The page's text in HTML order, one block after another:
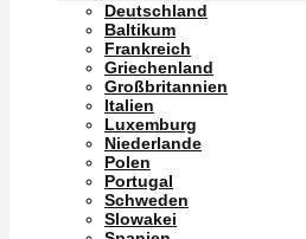
Deutschland
Baltikum
Frankreich
Griechenland
Großbritannien
Italien
Luxemburg
Niederlande
Polen
Portugal
Schweden
Slowakei